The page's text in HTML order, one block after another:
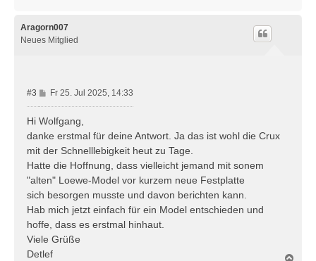
Aragorn007
Neues Mitglied
#3
B
e
i
a
g
Fr 25. Jul 2025, 14:33
Hi Wolfgang,
danke erstmal für deine Antwort. Ja das ist wohl die Crux
mit der Schnelllebigkeit heut zu Tage.
Hatte die Hoffnung, dass vielleicht jemand mit sonem
"alten" Loewe-Model vor kurzem neue Festplatte
sich besorgen musste und davon berichten kann.
Hab mich jetzt einfach für ein Model entschieden und
hoffe, dass es erstmal hinhaut.
Viele Grüße
Detlef